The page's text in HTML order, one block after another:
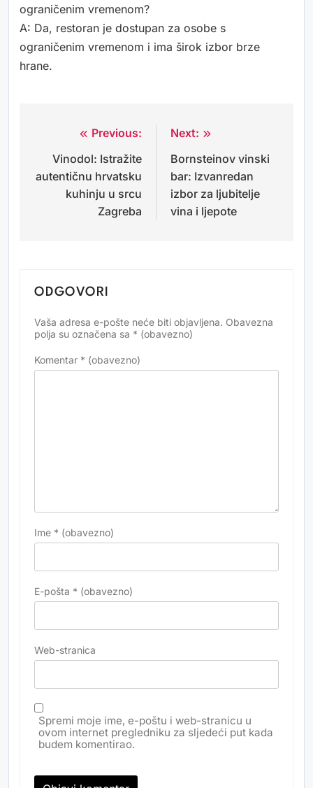
ograničenim vremenom?
A: Da, restoran je dostupan za osobe s
ograničenim vremenom i ima širok izbor brze
hrane.
Navigacija
objava
Previous:
Vinodol: Istražite
autentičnu hrvatsku
kuhinju u srcu
Zagreba
Next:
Bornsteinov vinski
bar: Izvanredan
izbor za ljubitelje
vina i ljepote
ODGOVORI
Vaša adresa e-pošte neće biti objavljena. Obavezna
polja su označena sa * (obavezno)
Komentar * (obavezno)
Ime * (obavezno)
E-pošta * (obavezno)
Web-stranica
Spremi moje ime, e-poštu i web-stranicu u
ovom internet pregledniku za sljedeći put kada
budem komentirao.
Alternative: